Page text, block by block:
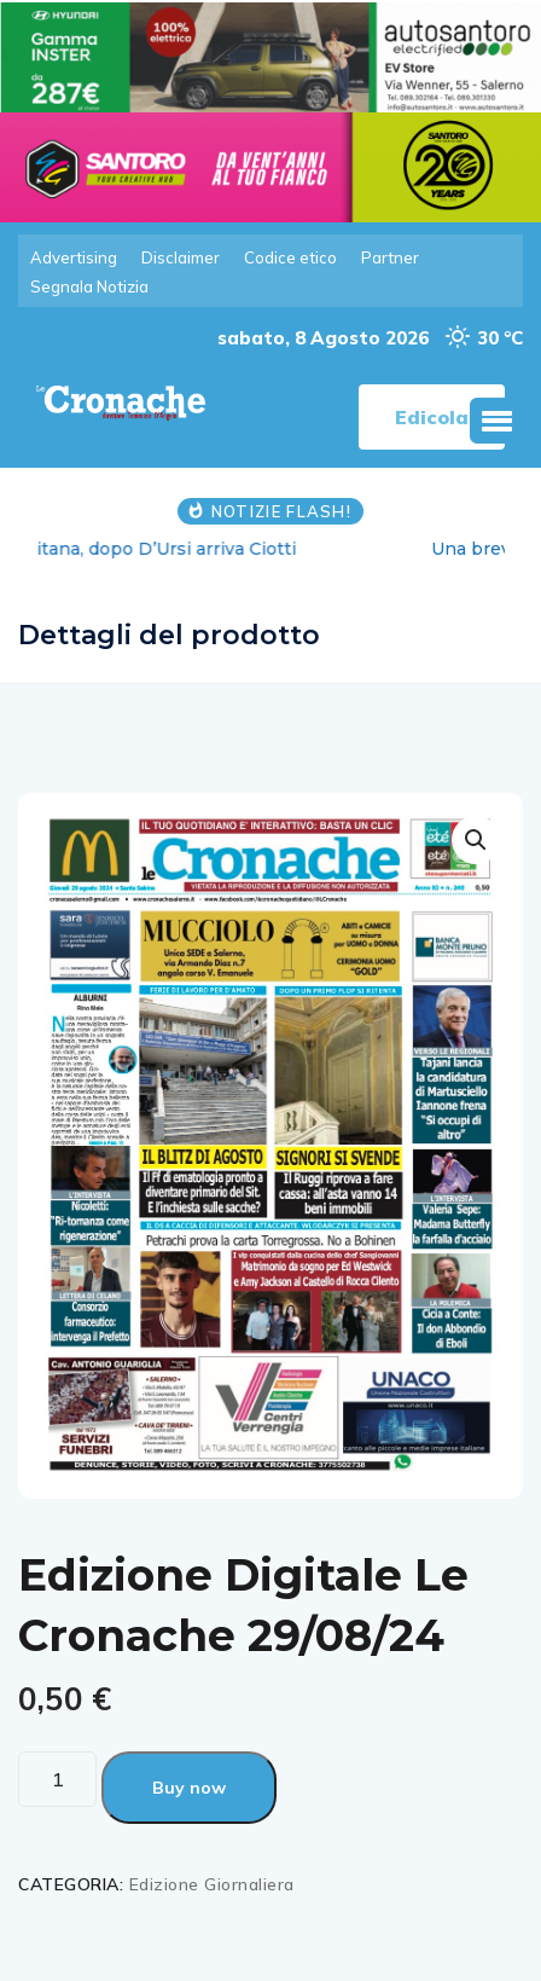
Advertising Disclaimer Codice etico
Partner
Segnala Notizia
sabato, 8 Agosto 2026 30 °C
Edicola
NOTIZIE FLASH!
Una breve incursione nei talk & news tv
Dettagli del prodotto
Edizione Digitale Le
Cronache 29/08/24
0,50 €
Buy now
CATEGORIA: Edizione Giornaliera